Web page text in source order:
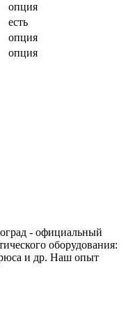
опция
есть
опция
опция
- официальный
оборудования:
и др. Наш опыт